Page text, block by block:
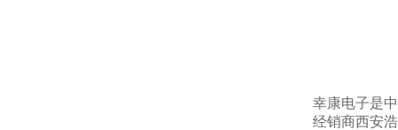
幸康电子是
经销商西安